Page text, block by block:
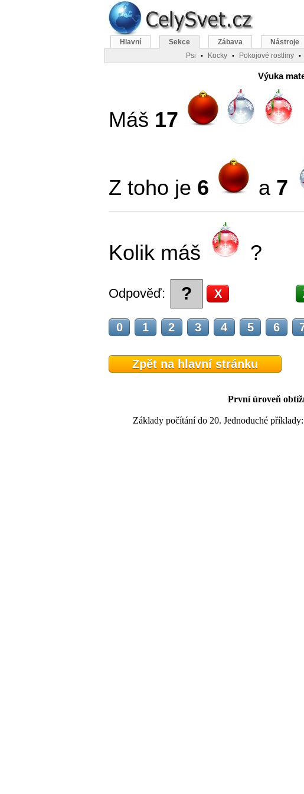
Výuka
Máš 17
Z toho je 6 a 7
Kolik máš ?
Odpověď: ? X
0 1 2 3 4 5 6
Zpět na hlavní stránku
První úroveň
Základy počítání do 20. Jednoduché
Hlavní Sekce Zábava Nástroje
Psi
• Kocky • Pokojové rostliny •